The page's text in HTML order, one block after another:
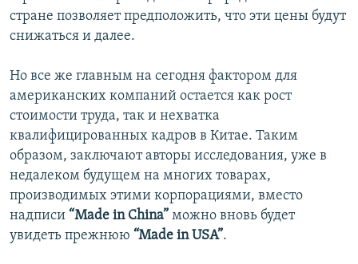
стране позволяет предположить, что эти цены будут
снижаться и далее.
Но все же главным на сегодня фактором для
американских компаний остается как рост
стоимости труда, так и нехватка
квалифицированных кадров в Китае. Таким
образом, заключают авторы исследования, уже в
недалеком будущем на многих товарах,
производимых этими корпорациями, вместо
надписи “Made in China” можно вновь будет
увидеть прежнюю “Мade in USA”.